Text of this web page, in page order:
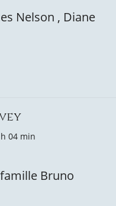
Nelson , Diane
04 min
Bruno